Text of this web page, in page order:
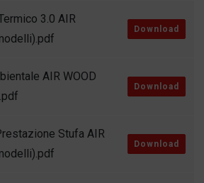
3.0 AIR
Download
AIR WOOD
Download
Stufa AIR
Download